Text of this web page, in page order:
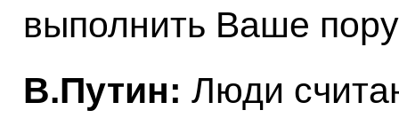
выполнить Ваше
В.Путин: Люди